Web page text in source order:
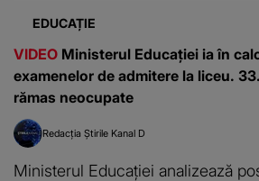
EDUCAȚIE
VIDEO Ministerul Educației ia în
examenelor de admitere la liceu.
rămas neocupate
Redacția Știrile Kanal D
Ministerul Educației analizează